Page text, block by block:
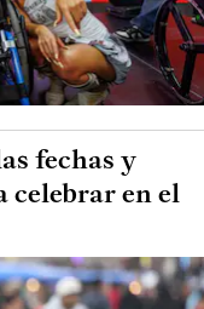
fechas y
celebrar en el